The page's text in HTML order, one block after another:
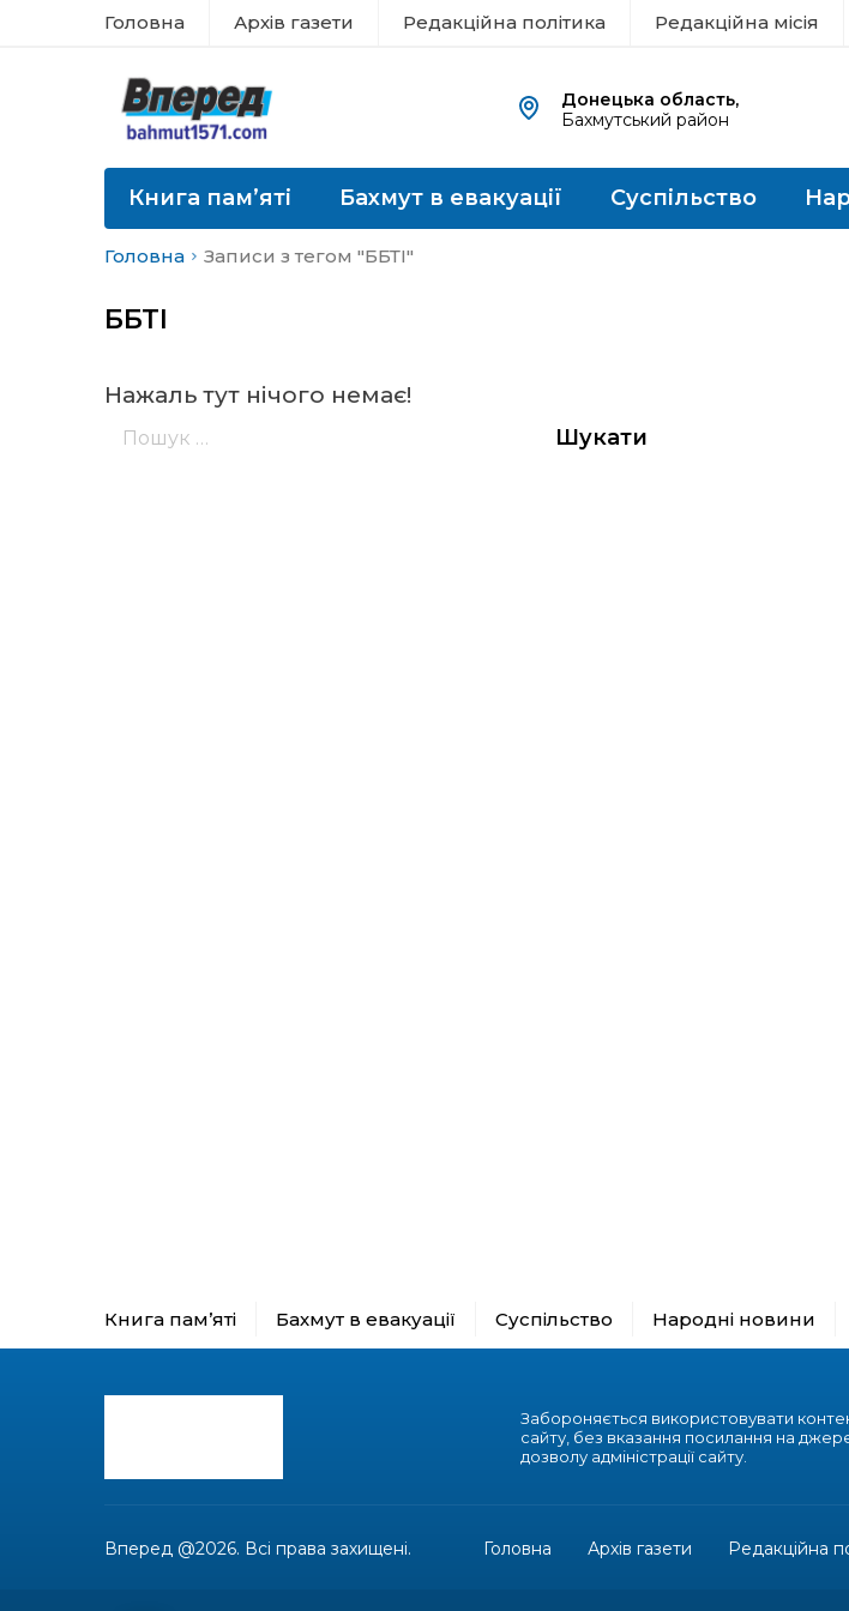
Головна Архів газети Редакційна політика Редакційна місія
Донецька область,
Бахмутський район
Книга пам’яті Бахмут в евакуації Суспільство
Головна Записи з тегом "ББТІ"
ББТІ
Нажаль тут нічого немає!
Книга пам’яті Бахмут в евакуації Суспільство Народні новини
Забороняється використовувати
сайту, без вказання посилання на
дозволу адміністрації сайту.
Вперед @2026. Всі права захищені. Головна Архів газети Редакційна